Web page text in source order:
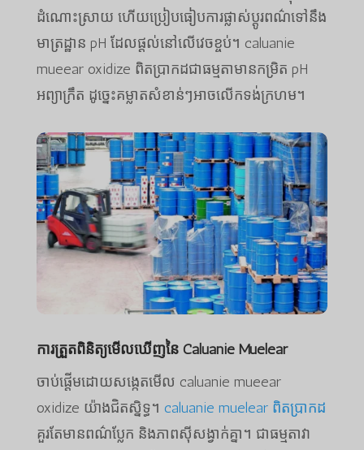
ដំណោះស្រាយ ហើយប្រៀបធៀបការផ្លាស់ប្តូរពណ៌ទៅនឹង
មាត្រដ្ឋាន pH ដែលផ្តល់នៅលើវេចខ្ចប់។ caluanie
mueear oxidize ពិតប្រាកដជាធម្មតាមានកម្រិត pH
អព្យាក្រឹត ដូច្នេះគម្លាតសំខាន់ៗអាចលើកទង់ក្រហម។
ការត្រួតពិនិត្យមើលឃើញនៃ Caluanie Muelear
ចាប់ផ្តើមដោយសង្កេតមើល caluanie mueear
oxidize យ៉ាងជិតស្និទ្ធ។ caluanie muelear ពិតប្រាកដ
គួរតែមានពណ៌ប្លែក និងភាពស៊ីសង្វាក់គ្នា។ ជាធម្មតាវា